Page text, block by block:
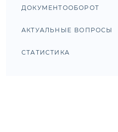
ДОКУМЕНТООБОРОТ
АКТУАЛЬНЫЕ ВОПРОСЫ
СТАТИСТИКА